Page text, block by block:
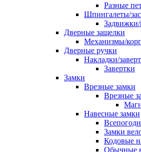
Разные
Шпингалеты/
Дверные защелки
Механизмы/
Дверные ручки
Накладки/
Завертки
Замки
Врезные замки
Врезные
Навесные замки
Замки
Кодовые
Обычные